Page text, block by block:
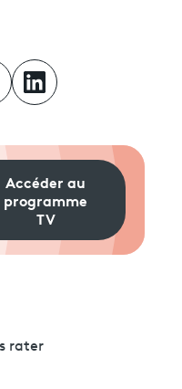
Accéder au
programme
TV
rater